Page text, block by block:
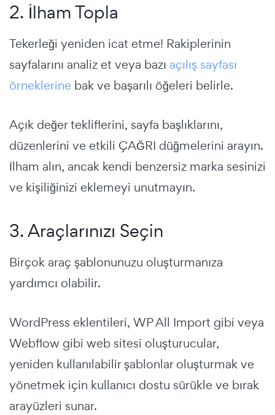
2. İlham Topla
Tekerleği yeniden icat etme! Rakiplerinin
sayfalarını analiz et veya bazı açılış sayfası
örneklerine bak ve başarılı öğeleri belirle.
Açık değer tekliflerini, sayfa başlıklarını,
düzenlerini ve etkili ÇAĞRI düğmelerini arayın.
İlham alın, ancak kendi benzersiz marka sesinizi
ve kişiliğinizi eklemeyi unutmayın.
3. Araçlarınızı Seçin
Birçok araç şablonunuzu oluşturmanıza
yardımcı olabilir.
WordPress eklentileri, WP All Import gibi veya
Webflow gibi web sitesi oluşturucular,
yeniden kullanılabilir şablonlar oluşturmak ve
yönetmek için kullanıcı dostu sürükle ve bırak
arayüzleri sunar.